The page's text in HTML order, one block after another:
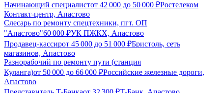
Начинающий специалистот 42 000 до 50 000 ₽Ростелеком
Контакт-центр, Апастово
Слесарь по ремонту спецтехники, пгт. ОП
"Апастово"60 000 ₽УК ПЖКХ, Апастово
Продавец-кассирот 45 000 до 51 000 ₽Бристоль, сеть
магазинов, Апастово
Разнорабочий по ремонту пути (станция
Куланга)от 50 000 до 66 000 ₽Российские железные дороги,
Апастово